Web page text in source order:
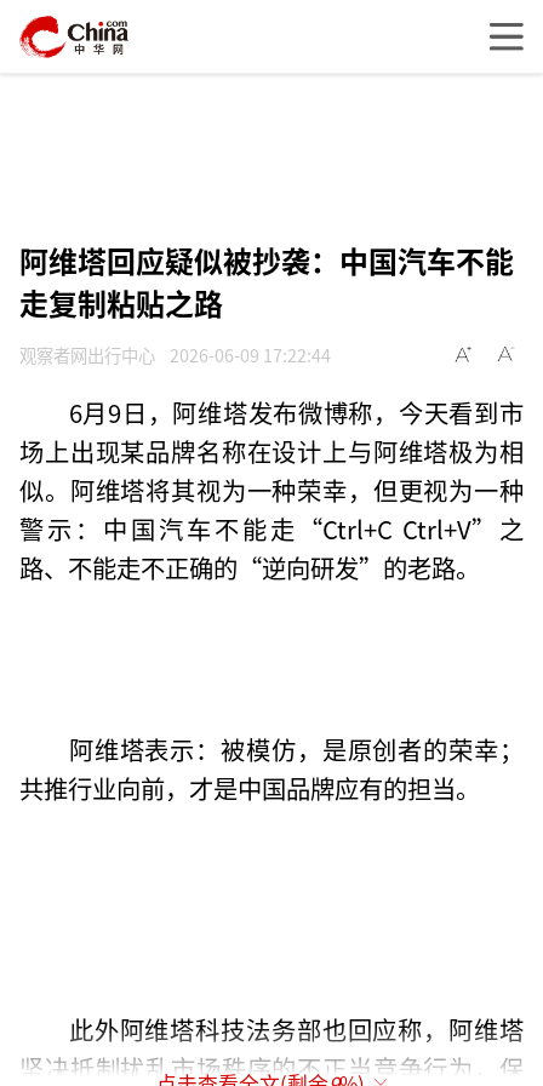
阿维塔回应疑似被抄袭：中国汽车不能
走复制粘贴之路
观察者网出行中心 2026-06-09 17:22:44
6月9日，阿维塔发布微博称，今天看到市
场上出现某品牌名称在设计上与阿维塔极为相
似。阿维塔将其视为一种荣幸，但更视为一种
警示：中国汽车不能走“Ctrl+C Ctrl+V”之
路、不能走不正确的“逆向研发”的老路。
阿维塔表示：被模仿，是原创者的荣幸；
共推行业向前，才是中国品牌应有的担当。
此外阿维塔科技法务部也回应称，阿维塔
坚决抵制扰乱市场秩序的不正当竞争行为，保